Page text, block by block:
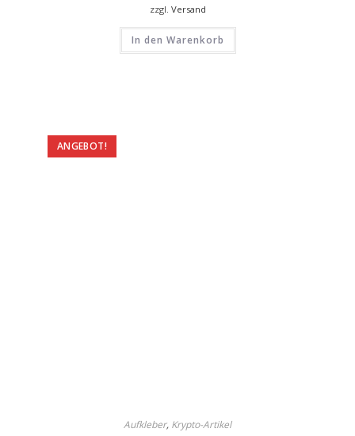
zzgl. Versand
In den Warenkorb
ANGEBOT!
Aufkleber, Krypto-Artikel